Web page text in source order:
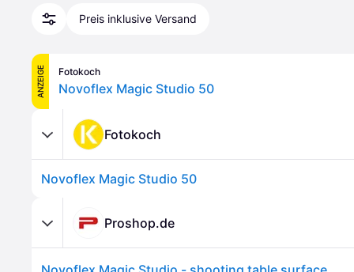
Preis inklusive Versand
ANZEIGE Fotokoch
Novoflex Magic Studio 50
Fotokoch
Novoflex Magic Studio 50
Proshop.de